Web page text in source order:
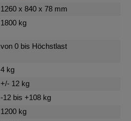
1260 x 840 x 78 mm
1800 kg
von 0 bis Höchstlast
4 kg
+/- 12 kg
-12 bis +108 kg
1200 kg